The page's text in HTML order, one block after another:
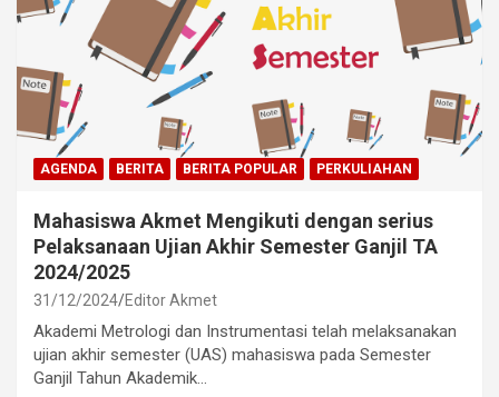
AGENDA BERITA BERITA POPULAR PERKULIAHAN
Mahasiswa Akmet Mengikuti dengan serius
Pelaksanaan Ujian Akhir Semester Ganjil TA
2024/2025
31/12/2024 Editor Akmet
Akademi Metrologi dan Instrumentasi telah melaksanakan
ujian akhir semester (UAS) mahasiswa pada Semester
Ganjil Tahun Akademik…